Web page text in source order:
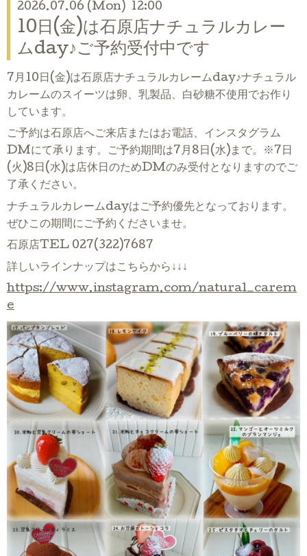
2026.07.06 (Mon) 12:00
10日(金)は石原店ナチュラルカレー
ムday♪ご予約受付中です
7月10日(金)は石原店ナチュラルカレームday♪ナチュラル
カレームのスイーツは卵、乳製品、白砂糖不使用でお作り
しています。
ご予約は石原店へご来店またはお電話、インスタグラム
DMにて承ります。ご予約期間は7月8日(水)まで。※7日
(火)8日(水)は店休日のためDMのみ受付となりますのでご
了承ください。
ナチュラルカレームdayはご予約優先となっております。
ぜひこの期間にご予約くださいませ。
石原店TEL 027(322)7687
詳しいラインナップはこちらから↓↓↓
https://www.instagram.com/natural_carem
e